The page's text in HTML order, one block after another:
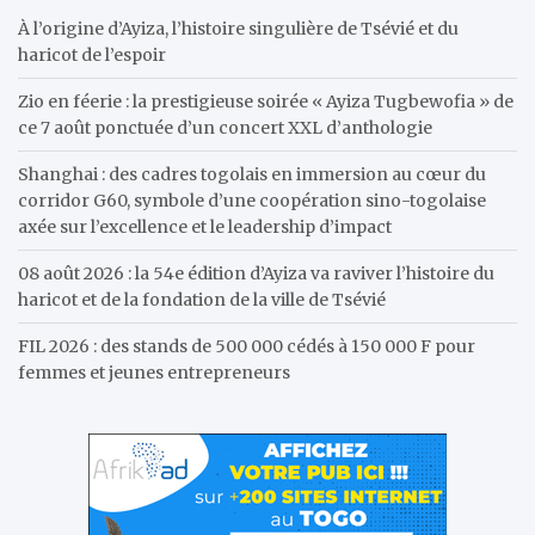
h
À l’origine d’Ayiza, l’histoire singulière de Tsévié et du
haricot de l’espoir
Zio en féerie : la prestigieuse soirée « Ayiza Tugbewofia » de
ce 7 août ponctuée d’un concert XXL d’anthologie
Shanghai : des cadres togolais en immersion au cœur du
corridor G60, symbole d’une coopération sino-togolaise
axée sur l’excellence et le leadership d’impact
08 août 2026 : la 54e édition d’Ayiza va raviver l’histoire du
haricot et de la fondation de la ville de Tsévié
FIL 2026 : des stands de 500 000 cédés à 150 000 F pour
femmes et jeunes entrepreneurs